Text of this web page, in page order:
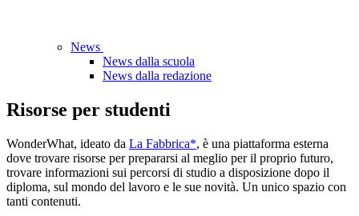
News
News dalla scuola
News dalla redazione
Risorse per studenti
WonderWhat, ideato da La Fabbrica*, è una piattaforma esterna
dove trovare risorse per prepararsi al meglio per il proprio futuro,
trovare informazioni sui percorsi di studio a disposizione dopo il
diploma, sul mondo del lavoro e le sue novità. Un unico spazio con
tanti contenuti.